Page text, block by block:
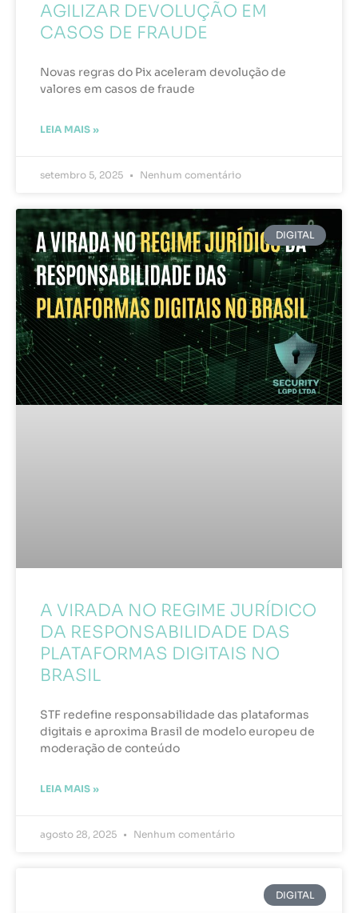
AGILIZAR DEVOLUÇÃO EM
CASOS DE FRAUDE
Novas regras do Pix aceleram devolução de
valores em casos de fraude
LEIA MAIS »
setembro 5, 2025 Nenhum comentário
DIGITAL
A VIRADA NO REGIME JURÍDICO
DA RESPONSABILIDADE DAS
PLATAFORMAS DIGITAIS NO
BRASIL
STF redefine responsabilidade das plataformas
digitais e aproxima Brasil de modelo europeu de
moderação de conteúdo
LEIA MAIS »
agosto 28, 2025 Nenhum comentário
DIGITAL